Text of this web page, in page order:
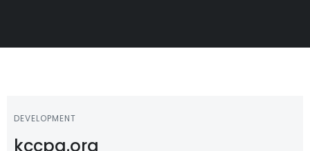
DEVELOPMENT
kccpa.org